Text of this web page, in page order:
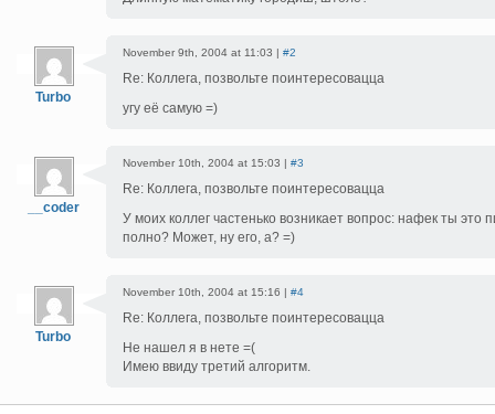
Turbo
November 9th, 2004 at 11:03 | #2
Re: Коллега, позвольте поинтересовацца
угу её самую =)
__coder
November 10th, 2004 at 15:03 | #3
Re: Коллега, позвольте поинтересовацца
У моих коллег частенько возникает вопрос: нафек ты это
полно? Может, ну его, а? =)
Turbo
November 10th, 2004 at 15:16 | #4
Re: Коллега, позвольте поинтересовацца
Не нашел я в нете =(
Имею ввиду третий алгоритм.